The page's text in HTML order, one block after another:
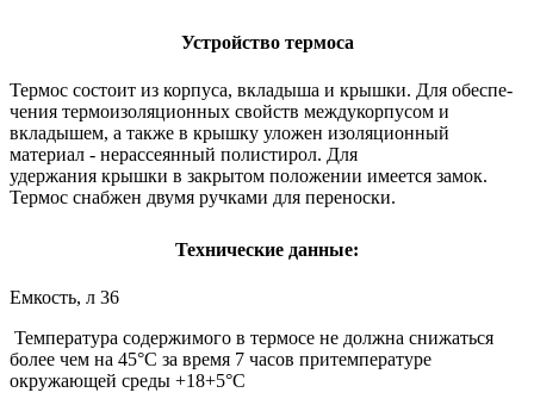
Устройство термоса
Термос состоит из корпуса, вкладыша и крышки. Для обеспе­
чения термоизоляционных свойств междукорпусом и
вкладышем, а также в крышку уложен изоляционный
материал - нерассеянный полис­тирол. Для
удержания крышки в закрытом положении имеется замок.
Термос снабжен двумя ручками для переноски.
Технические данные:
Емкость, л 36
Температура содержимого в термосе не должна снижаться
более чем на 45°С за время 7 часов притемпературе
окружающей среды +18+5°С